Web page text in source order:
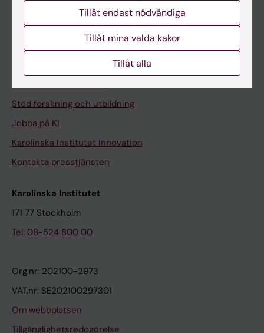
Medarbetarportalen
Stöd forskning och utbildning
Jobba på KI
Karolinska Institutet Innovation
Kontakta presstjänsten
Karolinska Institutet
171 77 Stockholm
Tel: 08-524 800 00
Org.nr: 202100-2973
VAT.nr: SE202100297301
Om webbplatsen
Tillgänglighetsredogörelse
Tillåt endast nödvändiga
Tillåt mina valda kakor
Tillåt alla